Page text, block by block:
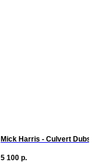
Mick Harris - Culvert Dubs
5 100 р.